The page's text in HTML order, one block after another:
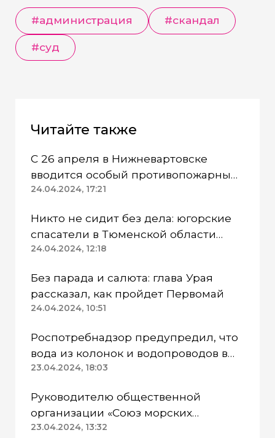
#администрация #скандал
#суд
Читайте также
С 26 апреля в Нижневартовске
вводится особый противопожарный
режим
24.04.2024, 17:21
Никто не сидит без дела: югорские
спасатели в Тюменской области
работают в две смены
24.04.2024, 12:18
Без парада и салюта: глава Урая
рассказал, как пройдет Первомай
24.04.2024, 10:51
Роспотребнадзор предупредил, что
вода из колонок и водопроводов в
Казанском районе непригодна для
23.04.2024, 18:03
Руководителю общественной
организации «Союз морских
пехотинцев» Югры вынесли
23.04.2024, 13:32